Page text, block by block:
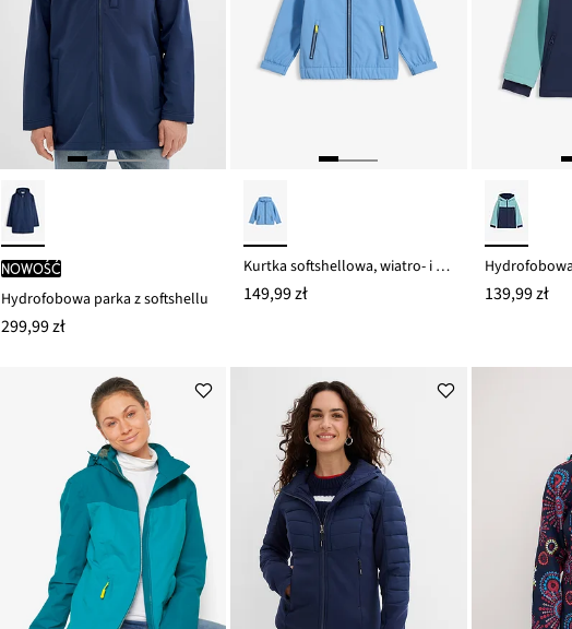
nowość
Hydrofobowa parka z softshellu
299,99 zł
Kurtka softshellowa, wiatro- i wodoodporna, z kapturem
149,99 zł 139,99 zł